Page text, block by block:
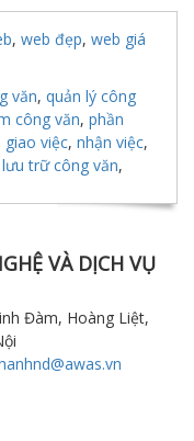
, web đẹp, web giá
văn, quản lý công
công văn, phần
giao việc, nhận việc,
lưu trữ công văn,
VÀ DỊCH VỤ
Đàm, Hoàng Liệt,